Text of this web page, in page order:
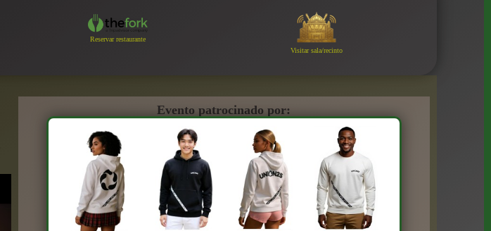
Reservar restaurante
Visitar sala/recinto
Evento patrocinado por: